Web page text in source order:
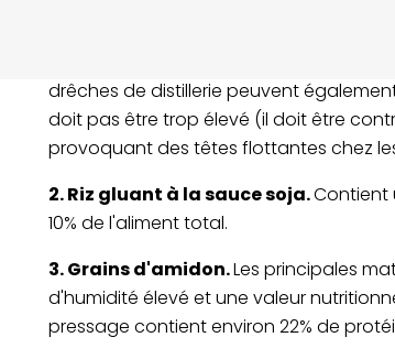
drêches de distillerie peuvent
doit pas être trop élevé (il doit être
provoquant des têtes flottantes chez
2. Riz gluant à la sauce soja.Contient
10% de l'aliment total.
3. Grains d'amidon.Les principales
d'humidité élevé et une valeur
pressage contient environ 22% de